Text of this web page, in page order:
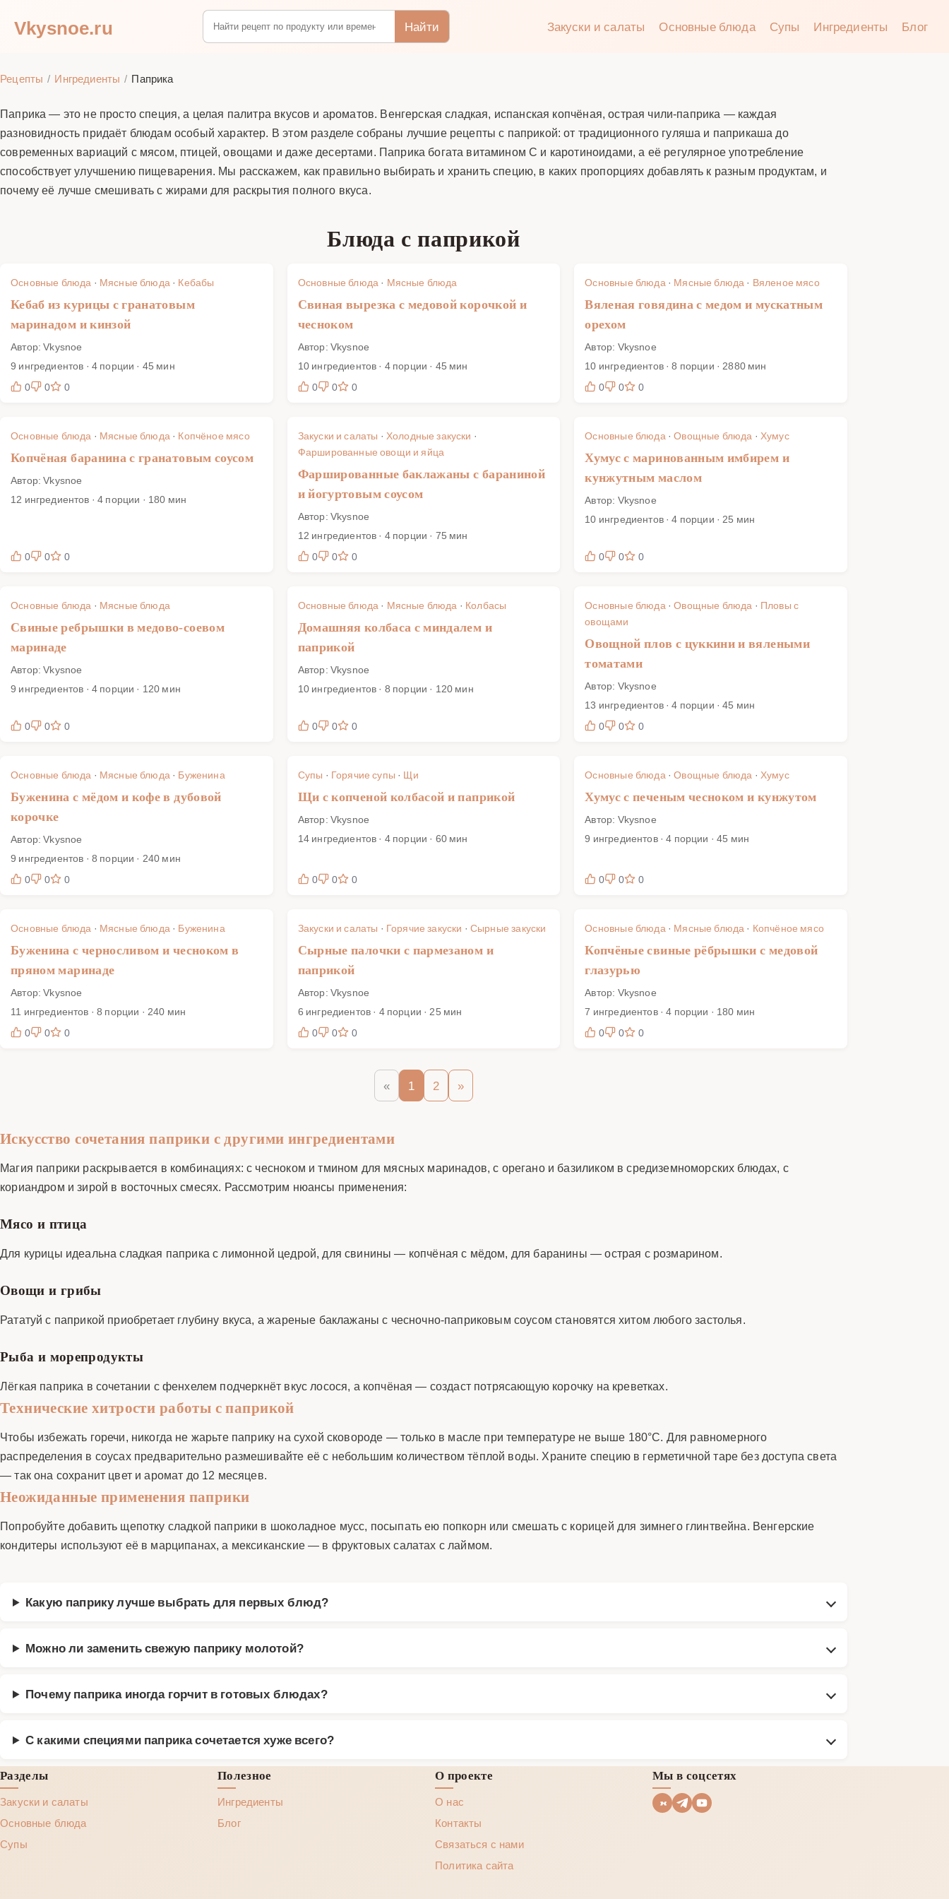
Vkysnoe.ru Найти Закуски и салаты Основные блюда Супы Ингредиенты Блог
Рецепты Ингредиенты Паприка
Паприка — это не просто специя, а целая палитра вкусов и ароматов. Венгерская сладкая, испанская копчёная, острая чили-паприка — каждая
разновидность придаёт блюдам особый характер. В этом разделе собраны лучшие рецепты с паприкой: от традиционного гуляша и паприкаша до
современных вариаций с мясом, птицей, овощами и даже десертами. Паприка богата витамином C и каротиноидами, а её регулярное употребление
способствует улучшению пищеварения. Мы расскажем, как правильно выбирать и хранить специю, в каких пропорциях добавлять к разным продуктам, и
почему её лучше смешивать с жирами для раскрытия полного вкуса.
Блюда с паприкой
Основные блюда · Мясные блюда· Кебабы
Кебаб из курицы с гранатовым
маринадом и кинзой
Автор: Vkysnoe
9 ингредиентов · 4 порции · 45 мин
0
0 0
Основные блюда · Мясные блюда
Свиная вырезка с медовой корочкой и
чесноком
Автор: Vkysnoe
10 ингредиентов · 4 порции · 45 мин
0
0 0
Основные блюда· Мясные блюда · Вяленое мясо
Вяленая говядина с медом и мускатным
орехом
Автор: Vkysnoe
10 ингредиентов · 8 порции · 2880 мин
0
0 0
Основные блюда · Мясные блюда· Копчёное мясо
Копчёная баранина с гранатовым соусом
Автор: Vkysnoe
12 ингредиентов · 4 порции · 180 мин
0 0 0
Закуски и салаты · Холодные закуски ·
Фаршированные овощи и яйца
Фаршированные баклажаны с бараниной
и йогуртовым соусом
Автор: Vkysnoe
12 ингредиентов · 4 порции · 75 мин
0
0 0
Основные блюда·Овощные блюда · Хумус
Хумус с маринованным имбирем и
кунжутным маслом
Автор: Vkysnoe
10 ингредиентов · 4 порции · 25 мин
0 0 0
Основные блюда · Мясные блюда
Свиные ребрышки в медово-соевом
маринаде
Автор: Vkysnoe
9 ингредиентов · 4 порции · 120 мин
0 0 0
Основные блюда · Мясные блюда · Колбасы
Домашняя колбаса с миндалем и
паприкой
Автор: Vkysnoe
10 ингредиентов · 8 порции · 120 мин
0 0 0
Основные блюда·Овощные блюда · Пловы с
овощами
Овощной плов с цуккини и вялеными
томатами
Автор: Vkysnoe
13 ингредиентов · 4 порции · 45 мин
0
0 0
Основные блюда · Мясные блюда· Буженина
Буженина с мёдом и кофе в дубовой
корочке
Автор: Vkysnoe
9 ингредиентов · 8 порции · 240 мин
0
0 0
Супы · Горячие супы · Щи
Щи с копченой колбасой и паприкой
Автор: Vkysnoe
14 ингредиентов · 4 порции · 60 мин
0 0 0
Основные блюда·Овощные блюда · Хумус
Хумус с печеным чесноком и кунжутом
Автор: Vkysnoe
9 ингредиентов · 4 порции · 45 мин
0 0 0
Основные блюда · Мясные блюда· Буженина
Буженина с черносливом и чесноком в
пряном маринаде
Автор: Vkysnoe
11 ингредиентов · 8 порции · 240 мин
0
0 0
Закуски и салаты · Горячие закуски · Сырные закуски
Сырные палочки с пармезаном и
паприкой
Автор: Vkysnoe
6 ингредиентов · 4 порции · 25 мин
0
0 0
Основные блюда· Мясные блюда · Копчёное мясо
Копчёные свиные рёбрышки с медовой
глазурью
Автор: Vkysnoe
7 ингредиентов · 4 порции · 180 мин
0
0 0
« 1 2 »
Искусство сочетания паприки с другими ингредиентами
Магия паприки раскрывается в комбинациях: с чесноком и тмином для мясных маринадов, с орегано и базиликом в средиземноморских блюдах, с
кориандром и зирой в восточных смесях. Рассмотрим нюансы применения:
Мясо и птица
Для курицы идеальна сладкая паприка с лимонной цедрой, для свинины — копчёная с мёдом, для баранины — острая с розмарином.
Овощи и грибы
Рататуй с паприкой приобретает глубину вкуса, а жареные баклажаны с чесночно-паприковым соусом становятся хитом любого застолья.
Рыба и морепродукты
Лёгкая паприка в сочетании с фенхелем подчеркнёт вкус лосося, а копчёная — создаст потрясающую корочку на креветках.
Технические хитрости работы с паприкой
Чтобы избежать горечи, никогда не жарьте паприку на сухой сковороде — только в масле при температуре не выше 180°C. Для равномерного
распределения в соусах предварительно размешивайте её с небольшим количеством тёплой воды. Храните специю в герметичной таре без доступа света
— так она сохранит цвет и аромат до 12 месяцев.
Неожиданные применения паприки
Попробуйте добавить щепотку сладкой паприки в шоколадное мусс, посыпать ею попкорн или смешать с корицей для зимнего глинтвейна. Венгерские
кондитеры используют её в марципанах, а мексиканские — в фруктовых салатах с лаймом.
Какую паприку лучше выбрать для первых блюд?
Можно ли заменить свежую паприку молотой?
Почему паприка иногда горчит в готовых блюдах?
С какими специями паприка сочетается хуже всего?
Разделы
Закуски и салаты
Основные блюда
Супы
Полезное
Ингредиенты
Блог
О проекте
О нас
Контакты
Связаться с нами
Политика сайта
Мы в соцсетях